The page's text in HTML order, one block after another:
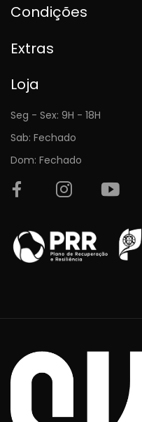
Condições
Extras
Loja
Seg - Sex: 9H - 18H
Sab: Fechado
Dom: Fechado